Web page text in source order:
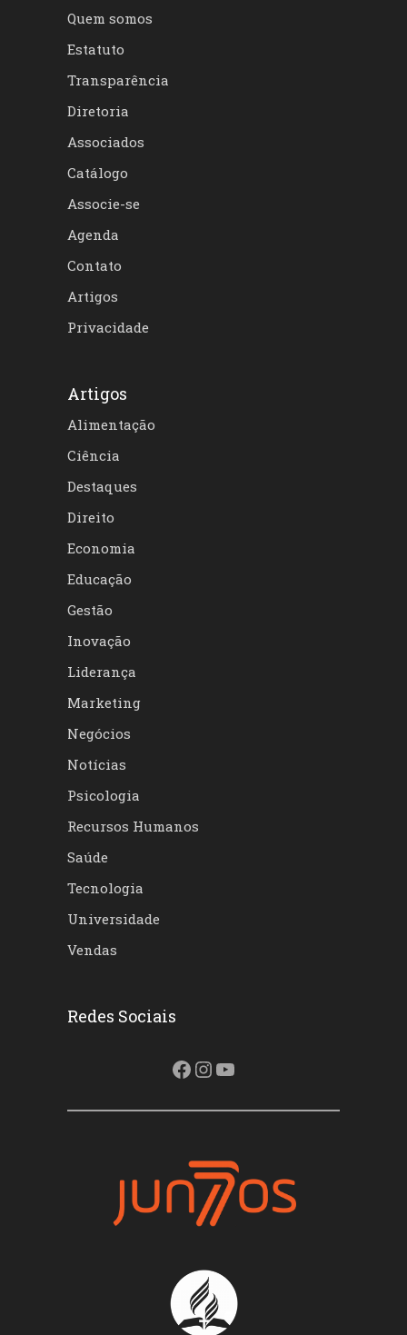
Quem somos
Estatuto
Transparência
Diretoria
Associados
Catálogo
Associe-se
Agenda
Contato
Artigos
Privacidade
Artigos
Alimentação
Ciência
Destaques
Direito
Economia
Educação
Gestão
Inovação
Liderança
Marketing
Negócios
Notícias
Psicologia
Recursos Humanos
Saúde
Tecnologia
Universidade
Vendas
Redes Sociais
Facebook
Instagram
Youtube